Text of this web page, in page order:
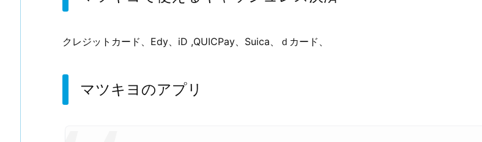
クレジットカード、Edy、iD ,QUICPay、Suica、ｄカード、
マツキヨのアプリ